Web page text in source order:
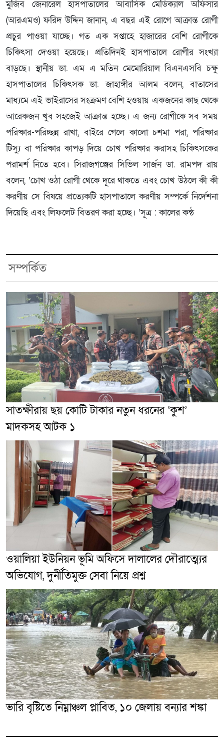
মুজিব জেনারেল হাসপাতালের আবাসিক মেডিক্যাল অফিসার
(আরএমও) ফরিদ উদ্দিন জানান, এ বছর এই রোগে আক্রান্ত রোগী
প্রচুর পাওয়া যাচ্ছে। গত এক সপ্তাহে হাজারের বেশি রোগীকে
চিকিৎসা দেওয়া হয়েছে। প্রতিদিনই হাসপাতালে রোগীর সংখ্যা
বাড়ছে। স্থানীয় ডা. এম এ মতিন মেমোরিয়াল বিএনএসবি চক্ষু
হাসপাতালের চিকিৎসক ডা. জাহাঙ্গীর আলম বলেন, বাতাসের
মাধ্যমে এই ভাইরাসের সংক্রমণ বেশি হওয়ায় একজনের কাছ থেকে
আরেকজন খুব সহজেই আক্রান্ত হচ্ছে। এ জন্য রোগীকে সব সময়
পরিষ্কার-পরিচ্ছন্ন রাখা, বাইরে গেলে কালো চশমা পরা, পরিষ্কার
টিস্যু বা পরিষ্কার কাপড় দিয়ে চোখ পরিষ্কার করাসহ চিকিৎসকের
পরামর্শ নিতে হবে। সিরাজগঞ্জের সিভিল সার্জন ডা. রামপদ রায়
বলেন, ‘চোখ ওঠা রোগী থেকে দূরে থাকতে এবং চোখ উঠলে কী কী
করণীয় সে বিষয়ে প্রত্যেকটি হাসপাতালে করণীয় সম্পর্কে নির্দেশনা
দিয়েছি এবং লিফলেট বিতরণ করা হচ্ছে। ’সূত্র : কালের কন্ঠ
সম্পর্কিত
সাতক্ষীরায় ছয় কোটি টাকার নতুন ধরনের ‘কুশ’
মাদকসহ আটক ১
ওয়ালিয়া ইউনিয়ন ভূমি অফিসে দালালের দৌরাত্ম্যের
অভিযোগ, দুর্নীতিমুক্ত সেবা নিয়ে প্রশ্ন
ভারি বৃষ্টিতে নিম্নাঞ্চল প্লাবিত, ১০ জেলায় বন্যার শঙ্কা